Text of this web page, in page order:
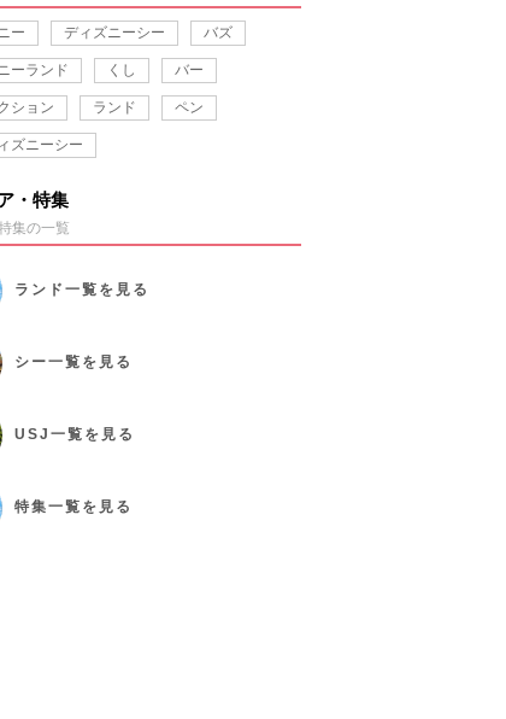
ー ディズニーシー バズ
ーランド くし バー
ション ランド ペン
ズニーシー
・特集
集の一覧
ランド 一覧を見る
シー一覧を見る
USJ 一覧を見る
特集一覧を見る